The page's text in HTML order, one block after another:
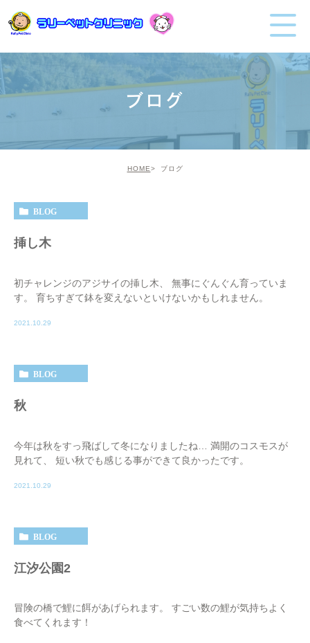
ブログ
HOME ブログ
BLOG
挿し木
初チャレンジのアジサイの挿し木、 無事にぐんぐん育っていま
す。 育ちすぎて鉢を変えないといけないかもしれません。
2021.10.29
BLOG
秋
今年は秋をすっ飛ばして冬になりましたね… 満開のコスモスが
見れて、 短い秋でも感じる事ができて良かったです。
2021.10.29
BLOG
江汐公園2
冒険の橋で鯉に餌があげられます。 すごい数の鯉が気持ちよく
食べてくれます！